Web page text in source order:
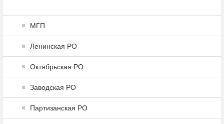
МГП
Ленинская РО
Октябрьская РО
Заводская РО
Партизанская РО